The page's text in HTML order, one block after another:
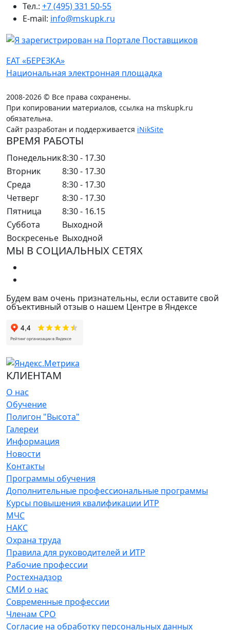
Тел.: +7 (495) 331 50-55
E-mail: info@mskupk.ru
ЕАТ «БЕРЕЗКА»
Национальная электронная площадка
2008-2026 © Все права сохранены.
При копировании материалов, ссылка на mskupk.ru
обязательна.
Сайт разработан и поддерживается iNikSite
ВРЕМЯ РАБОТЫ
Понедельник8:30 - 17.30
Вторник
8:30 - 17.30
Среда
8:30 - 17.30
Четверг
8:30 - 17.30
Пятница
8:30 - 16.15
Суббота
Выходной
Воскресенье Выходной
МЫ В СОЦИАЛЬНЫХ СЕТЯХ
Будем вам очень признательны, если оставите свой
объективный отзыв о нашем Центре в Яндексе
КЛИЕНТАМ
О нас
Обучение
Полигон "Высота"
Галереи
Информация
Новости
Контакты
Программы обучения
Дополнительные профессиональные программы
Курсы повышения квалификации ИТР
МЧС
НАКС
Охрана труда
Правила для руководителей и ИТР
Рабочие профессии
Ростехнадзор
СМИ о нас
Современные профессии
Членам СРО
Согласие на обработку персональных данных